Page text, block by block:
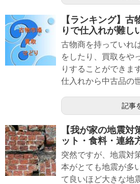
【ランキング】
りで仕入れが難し
古物商を持っていれ
をしたり、買取をや
りすることができま
仕入れから中古品の
記事
【我が家の地震
ット・食料・連絡
突然ですが、地震対
本がとても地震が多
て良いほど大きな地